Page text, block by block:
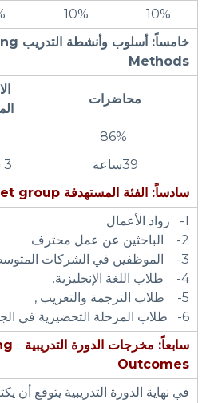
10%
10%
خامساً: أسلوب وأنشطة التدريب
Methods
محاضرات
39ساعة
3 ساعة
سادساً: الفئة المستهدفة group
1- رواد الأعمال
2- الباحثين عن عمل محترف
3- الموظفين في الشركات المتوسطة والعالمية.
4- طلاب اللغة الإنجليزية.
5- طلاب الترجمة والتعريب ,
6- طلاب المرحلة التحضيرية في الجامعات.
سابعاً: مخرجات الدورة التدريبية
Outcomes
في نهاية الدورة التدريبية يتوقع أن